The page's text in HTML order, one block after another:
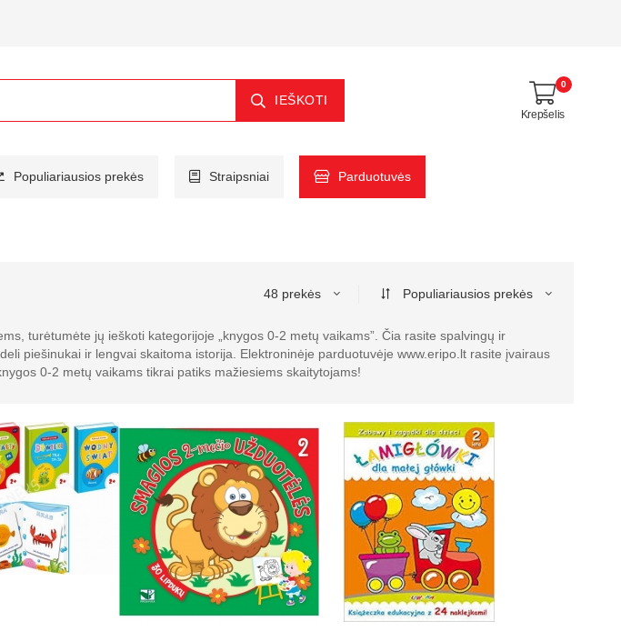
IEŠKOTI
0
Krepšelis
Populiariausios prekės Straipsniai Parduotuvės
48 prekės Populiariausios prekės
turėtumėte jų ieškoti kategorijoje „knygos 0-2 metų vaikams”. Čia rasite spalvingų ir
piešinukai ir lengvai skaitoma istorija. Elektroninėje parduotuvėje www.eripo.lt rasite įvairaus
0-2 metų vaikams tikrai patiks mažiesiems skaitytojams!